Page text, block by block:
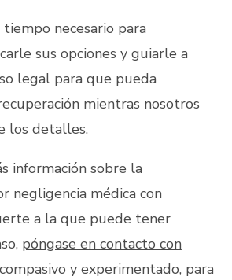
necesario para
sus opciones y guiarle a
legal para que pueda
mientras nosotros
los detalles.
información sobre la
negligencia médica con
a la que puede tener
póngase en contacto con
y experimentado, para